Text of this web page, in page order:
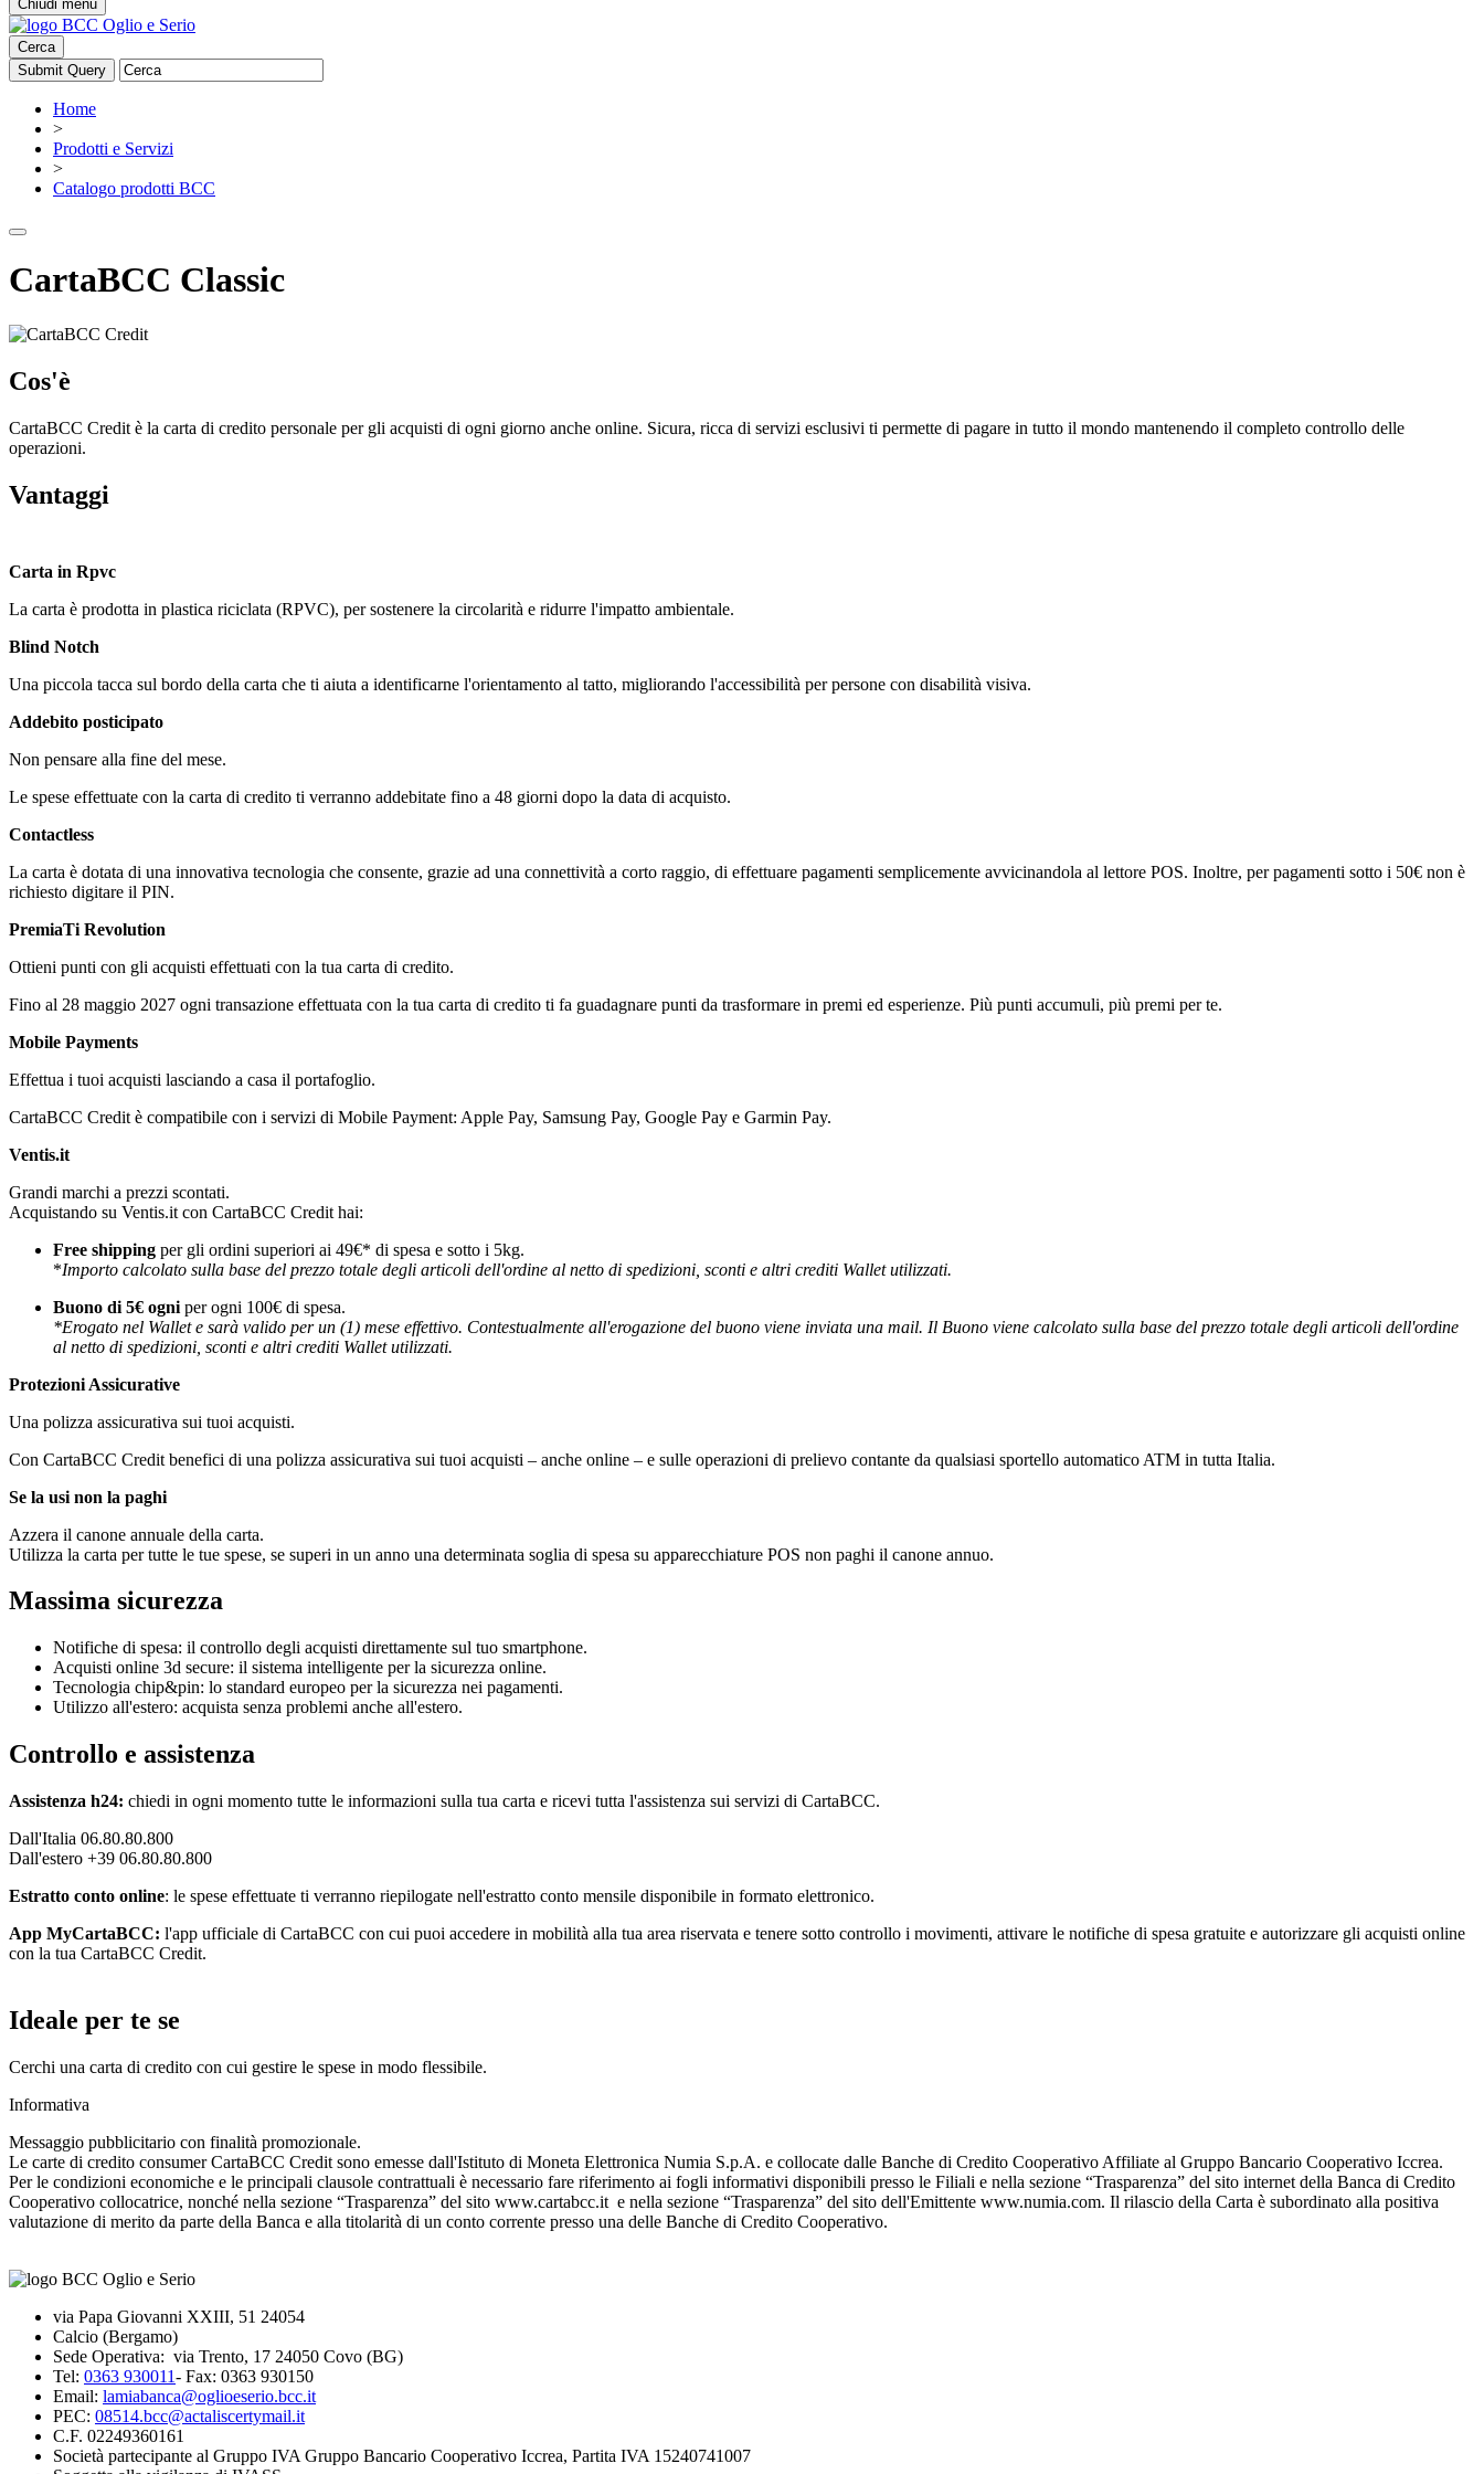
Chiudi menu
Cerca
Home
>
Prodotti e Servizi
>
Catalogo prodotti BCC
CartaBCC Classic
Cos'è
CartaBCC Credit è la carta di credito personale per gli acquisti di ogni giorno anche online. Sicura, ricca di servizi esclusivi ti permette di pagare in tutto il mondo mantenendo il completo controllo delle
operazioni.
Vantaggi
Carta in Rpvc
La carta è prodotta in plastica riciclata (RPVC), per sostenere la circolarità e ridurre l'impatto ambientale.
Blind Notch
Una piccola tacca sul bordo della carta che ti aiuta a identificarne l'orientamento al tatto, migliorando l'accessibilità per persone con disabilità visiva.
Addebito posticipato
Non pensare alla fine del mese.
Le spese effettuate con la carta di credito ti verranno addebitate fino a 48 giorni dopo la data di acquisto.
Contactless
La carta è dotata di una innovativa tecnologia che consente, grazie ad una connettività a corto raggio, di effettuare pagamenti semplicemente avvicinandola al lettore POS. Inoltre, per pagamenti sotto i 50€ non è
richiesto digitare il PIN.
PremiaTi Revolution
Ottieni punti con gli acquisti effettuati con la tua carta di credito.
Fino al 28 maggio 2027 ogni transazione effettuata con la tua carta di credito ti fa guadagnare punti da trasformare in premi ed esperienze. Più punti accumuli, più premi per te.
Mobile Payments
Effettua i tuoi acquisti lasciando a casa il portafoglio.
CartaBCC Credit è compatibile con i servizi di Mobile Payment: Apple Pay, Samsung Pay, Google Pay e Garmin Pay.
Ventis.it
Grandi marchi a prezzi scontati.
Acquistando su Ventis.it con CartaBCC Credit hai:
Free shipping per gli ordini superiori ai 49€* di spesa e sotto i 5kg.
*Importo calcolato sulla base del prezzo totale degli articoli dell'ordine al netto di spedizioni, sconti e altri crediti Wallet utilizzati.
Buono di 5€ ogni per ogni 100€ di spesa.
*Erogato nel Wallet e sarà valido per un (1) mese effettivo. Contestualmente all'erogazione del buono viene inviata una mail. Il Buono viene calcolato sulla base del prezzo totale degli articoli dell'ordine
al netto di spedizioni, sconti e altri crediti Wallet utilizzati.
Protezioni Assicurative
Una polizza assicurativa sui tuoi acquisti.
Con CartaBCC Credit benefici di una polizza assicurativa sui tuoi acquisti – anche online – e sulle operazioni di prelievo contante da qualsiasi sportello automatico ATM in tutta Italia.
Se la usi non la paghi
Azzera il canone annuale della carta.
Utilizza la carta per tutte le tue spese, se superi in un anno una determinata soglia di spesa su apparecchiature POS non paghi il canone annuo.
Massima sicurezza
Notifiche di spesa: il controllo degli acquisti direttamente sul tuo smartphone.
Acquisti online 3d secure: il sistema intelligente per la sicurezza online.
Tecnologia chip&pin: lo standard europeo per la sicurezza nei pagamenti.
Utilizzo all'estero: acquista senza problemi anche all'estero.
Controllo e assistenza
Assistenza h24: chiedi in ogni momento tutte le informazioni sulla tua carta e ricevi tutta l'assistenza sui servizi di CartaBCC.
Dall'Italia 06.80.80.800
Dall'estero +39 06.80.80.800
Estratto conto online: le spese effettuate ti verranno riepilogate nell'estratto conto mensile disponibile in formato elettronico.
App MyCartaBCC: l'app ufficiale di CartaBCC con cui puoi accedere in mobilità alla tua area riservata e tenere sotto controllo i movimenti, attivare le notifiche di spesa gratuite e autorizzare gli acquisti online
con la tua CartaBCC Credit.
Ideale per te se
Cerchi una carta di credito con cui gestire le spese in modo flessibile.
Informativa
Messaggio pubblicitario con finalità promozionale.
Le carte di credito consumer CartaBCC Credit sono emesse dall'Istituto di Moneta Elettronica Numia S.p.A. e collocate dalle Banche di Credito Cooperativo Affiliate al Gruppo Bancario Cooperativo Iccrea.
Per le condizioni economiche e le principali clausole contrattuali è necessario fare riferimento ai fogli informativi disponibili presso le Filiali e nella sezione “Trasparenza” del sito internet della Banca di Credito
Cooperativo collocatrice, nonché nella sezione “Trasparenza” del sito www.cartabcc.it e nella sezione “Trasparenza” del sito dell'Emittente www.numia.com. Il rilascio della Carta è subordinato alla positiva
valutazione di merito da parte della Banca e alla titolarità di un conto corrente presso una delle Banche di Credito Cooperativo.
via Papa Giovanni XXIII, 51 24054
Calcio (Bergamo)
Sede Operativa: via Trento, 17 24050 Covo (BG)
Tel: 0363 930011- Fax: 0363 930150
Email: lamiabanca@oglioeserio.bcc.it
PEC: 08514.bcc@actaliscertymail.it
C.F. 02249360161
Società partecipante al Gruppo IVA Gruppo Bancario Cooperativo Iccrea, Partita IVA 15240741007